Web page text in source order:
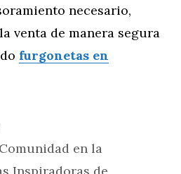
necesario,
venta de manera segura
furgonetas en
en la